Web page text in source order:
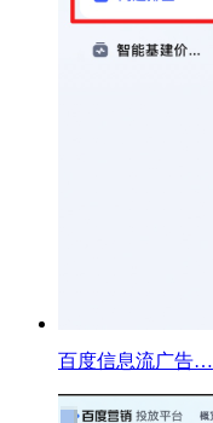
百度信息流广告…